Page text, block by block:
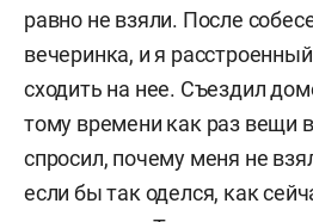
равно не взяли. После
вечеринка, и я
сходить на нее. Съездил
тому времени как раз вещи
спросил, почему меня не
если бы так оделся, как